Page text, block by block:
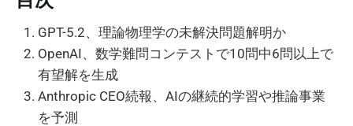
GPT-5.2、理論物理学の未解決問題解明か
OpenAI、数学難問コンテストで10問中6問以上で
有望解を生成
Anthropic CEO続報、AIの継続的学習や推論事業
を予測